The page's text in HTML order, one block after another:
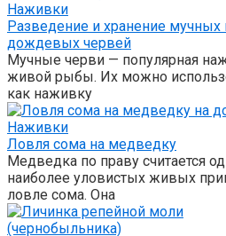
Наживки
Разведение и хранение мучных
дождевых червей
Мучные черви — популярная
живой рыбы. Их можно
как наживку
Наживки
Ловля сома на медведку
Медведка по праву считается
наиболее уловистых живых
ловле сома. Она